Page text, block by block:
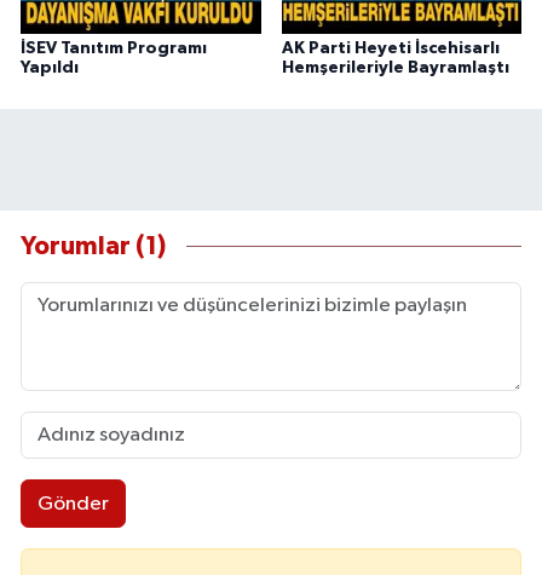
İSEV Tanıtım Programı
Yapıldı
AK Parti Heyeti İscehisarlı
Hemşerileriyle Bayramlaştı
Yorumlar (1)
Gönder